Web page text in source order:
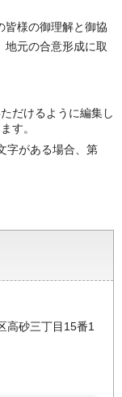
皆様の御理解と御協
地元の合意形成に取
だけるように編集し
す。
字がある場合、第
高砂三丁目15番1